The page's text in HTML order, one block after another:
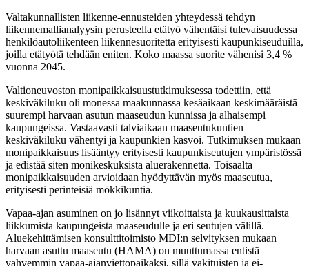
Valtakunnallisten liikenne-ennusteiden yhteydessä tehdyn
liikennemallianalyysin perusteella etätyö vähentäisi tulevaisuudessa
henkilöautoliikenteen liikennesuoritetta erityisesti kaupunkiseuduilla,
joilla etätyötä tehdään eniten. Koko maassa suorite vähenisi 3,4 %
vuonna 2045.
Valtioneuvoston monipaikkaisuustutkimuksessa todettiin, että
keskiväkiluku oli monessa maakunnassa kesäaikaan keskimääräistä
suurempi harvaan asutun maaseudun kunnissa ja alhaisempi
kaupungeissa. Vastaavasti talviaikaan maaseutukuntien
keskiväkiluku vähentyi ja kaupunkien kasvoi. Tutkimuksen mukaan
monipaikkaisuus lisääntyy erityisesti kaupunkiseutujen ympäristössä
ja edistää siten monikeskuksista aluerakennetta. Toisaalta
monipaikkaisuuden arvioidaan hyödyttävän myös maaseutua,
erityisesti perinteisiä mökkikuntia.
Vapaa-ajan asuminen on jo lisännyt viikoittaista ja kuukausittaista
liikkumista kaupungeista maaseudulle ja eri seutujen välillä.
Aluekehittämisen konsulttitoimisto MDI:n selvityksen mukaan
harvaan asuttu maaseutu (HAMA) on muuttumassa entistä
vahvemmin vapaa-ajanviettopaikaksi, sillä vakituisten ja ei-